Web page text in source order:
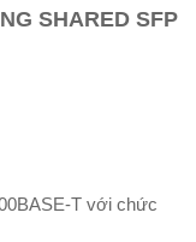
SHARED SFP
T với chức